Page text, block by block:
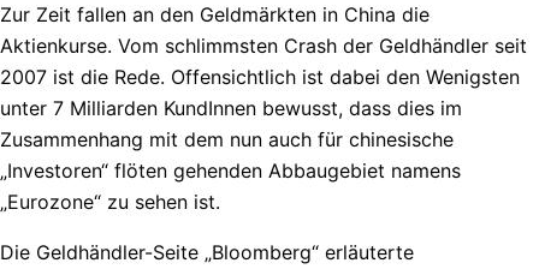
Zur Zeit fallen an den Geldmärkten in China die
Aktienkurse. Vom schlimmsten Crash der Geldhändler seit
2007 ist die Rede. Offensichtlich ist dabei den Wenigsten
unter 7 Milliarden KundInnen bewusst, dass dies im
Zusammenhang mit dem nun auch für chinesische
„Investoren“ flöten gehenden Abbaugebiet namens
„Eurozone“ zu sehen ist.
Die Geldhändler-Seite „Bloomberg“ erläuterte